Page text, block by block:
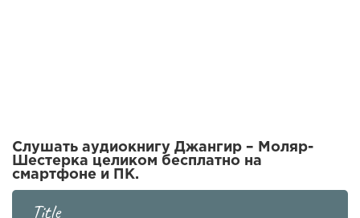
Слушать аудиокнигу Джангир – Моляр-
Шестерка целиком бесплатно на
смартфоне и ПК.
Title